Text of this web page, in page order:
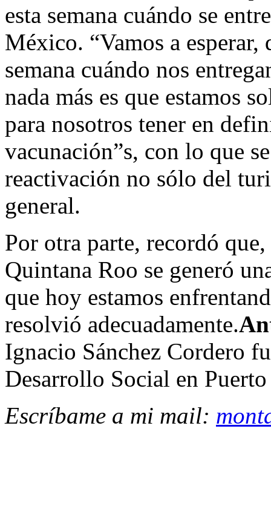
esta semana cuándo se
México. “Vamos a esperar,
semana cuándo nos
nada más es que estamos
para nosotros tener en
vacunación”s, con lo que
reactivación no sólo del
general.
Por otra parte, recordó
Quintana Roo se generó
que hoy estamos
resolvió adecuadamente.
Ignacio Sánchez Cordero
Desarrollo Social en
Escríbame a mi mail: